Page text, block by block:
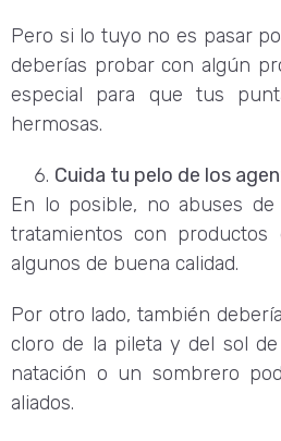
Pero si lo tuyo no es pasar
deberías probar con algún
especial para que tus
hermosas.
Cuida tu pelo de los
En lo posible, no abuses
tratamientos con
algunos de buena calidad.
Por otro lado, también
cloro de la pileta y del sol
natación o un sombrero
aliados.